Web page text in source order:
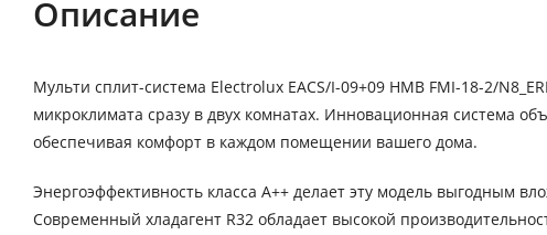
Описание
Мульти сплит-система Electrolux EACS/I-09+09 НMB FMI-18-2/
микроклимата сразу в двух комнатах. Инновационная система
обеспечивая комфорт в каждом помещении вашего дома.
Энергоэффективность класса A++ делает эту модель выгодным
Современный хладагент R32 обладает высокой